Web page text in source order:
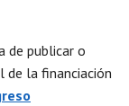
de publicar o
de la financiación